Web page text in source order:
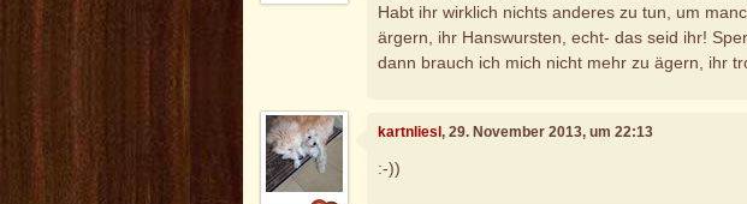
Habt ihr wirklich nichts anderes zu tun, um
ärgern, ihr Hanswursten, echt- das seid ihr!
dann brauch ich mich nicht mehr zu ägern, ihr
kartnliesl, 29. November 2013, um 22:13
:-))